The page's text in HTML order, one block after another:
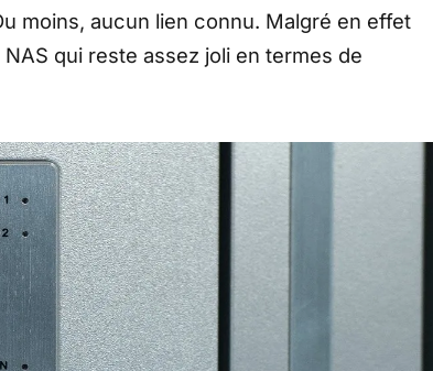
moins, aucun lien connu. Malgré en effet
qui reste assez joli en termes de